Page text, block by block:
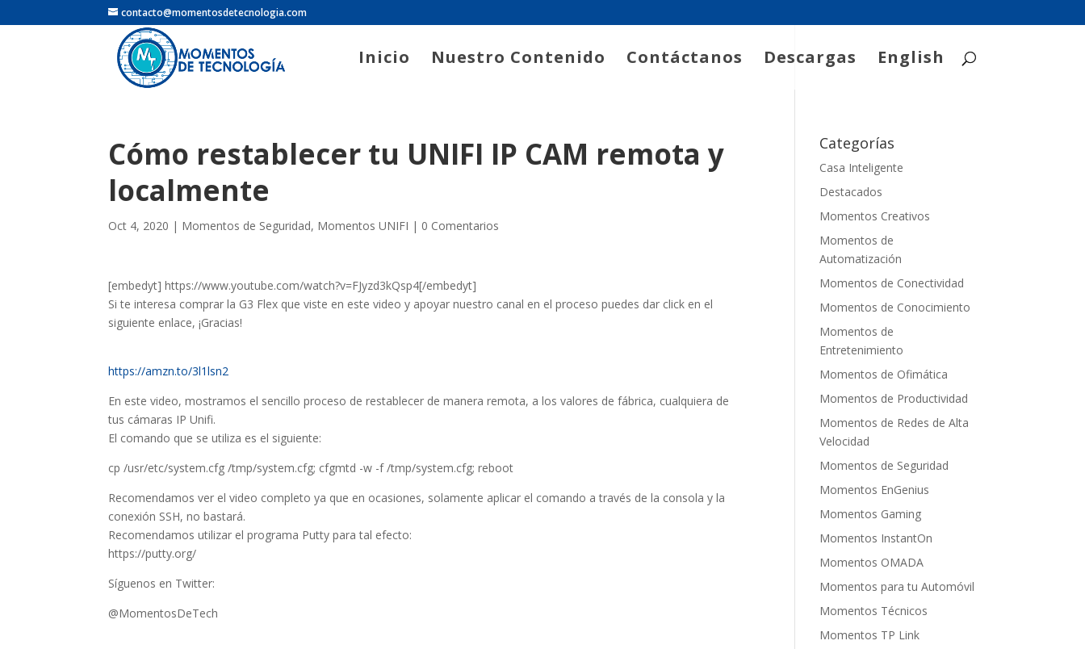
contacto@momentosdetecnologia.com
Inicio Nuestro Contenido Contáctanos Descargas English
Cómo restablecer tu UNIFI IP CAM remota y
localmente
Oct 4, 2020 | Momentos de Seguridad, Momentos UNIFI | 0 Comentarios
[embedyt] https://www.youtube.com/watch?v=FJyzd3kQsp4[/embedyt]
Si te interesa comprar la G3 Flex que viste en este video y apoyar nuestro canal en el proceso puedes dar click en el
siguiente enlace, ¡Gracias!
https://amzn.to/3l1lsn2
En este video, mostramos el sencillo proceso de restablecer de manera remota, a los valores de fábrica, cualquiera de
tus cámaras IP Unifi.
El comando que se utiliza es el siguiente:
cp /usr/etc/system.cfg /tmp/system.cfg; cfgmtd -w -f /tmp/system.cfg; reboot
Recomendamos ver el video completo ya que en ocasiones, solamente aplicar el comando a través de la consola y la
conexión SSH, no bastará.
Recomendamos utilizar el programa Putty para tal efecto:
https://putty.org/
Síguenos en Twitter:
@MomentosDeTech
Categorías
Casa Inteligente
Destacados
Momentos Creativos
Momentos de
Automatización
Momentos de Conectividad
Momentos de Conocimiento
Momentos de
Entretenimiento
Momentos de Ofimática
Momentos de Productividad
Momentos de Redes de Alta
Velocidad
Momentos de Seguridad
Momentos EnGenius
Momentos Gaming
Momentos InstantOn
Momentos OMADA
Momentos para tu Automóvil
Momentos Técnicos
Momentos TP Link